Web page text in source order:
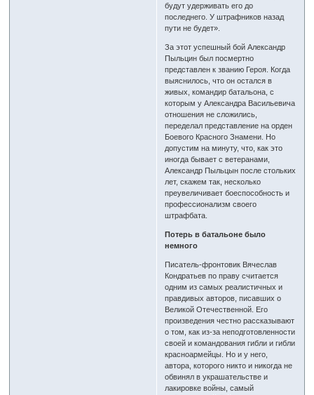
будут удерживать его до
последнего. У штрафников назад
пути не будет».
За этот успешный бой Александр
Пыльцин был посмертно
представлен к званию Героя. Когда
выяснилось, что он остался в
живых, командир батальона, с
которым у Александра Васильевича
отношения не сложились,
переделал представление на орден
Боевого Красного Знамени. Но
допустим на минуту, что, как это
иногда бывает с ветеранами,
Александр Пыльцын после стольких
лет, скажем так, несколько
преувеличивает боеспособность и
профессионализм своего
штрафбата.
Потерь в батальоне было
немного
Писатель-фронтовик Вячеслав
Кондратьев по праву считается
одним из самых реалистичных и
правдивых авторов, писавших о
Великой Отечественной. Его
произведения честно рассказывают
о том, как из-за неподготовленности
своей и командования гибли и гибли
красноармейцы. Но и у него,
автора, которого никто и никогда не
обвинял в украшательстве и
лакировке войны, самый